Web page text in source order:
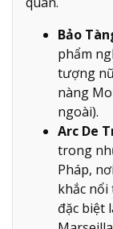
Bảo
phẩm
tượng
nàng
ngoài).
Arc De
trong
Pháp,
khắc
đặc biệt